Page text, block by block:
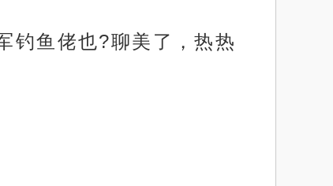
钓鱼佬也?聊美了，热热